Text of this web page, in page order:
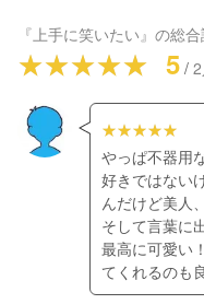
『上手に笑いたい』 の総
5 / 2
やっぱ不器用
好きではない
んだけど美人
そして言葉に
最高に可愛い
てくれるのも